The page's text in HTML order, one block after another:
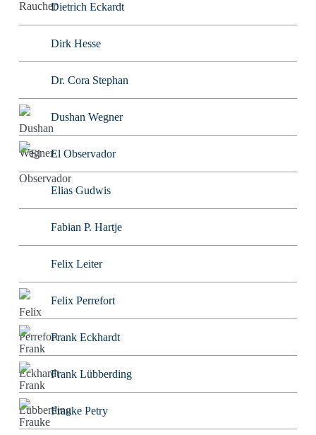
Dietrich Eckardt
Dirk Hesse
Dr. Cora Stephan
Dushan Wegner
El Observador
Elias Gudwis
Fabian P. Hartje
Felix Leiter
Felix Perrefort
Frank Eckhardt
Frank Lübberding
Frauke Petry